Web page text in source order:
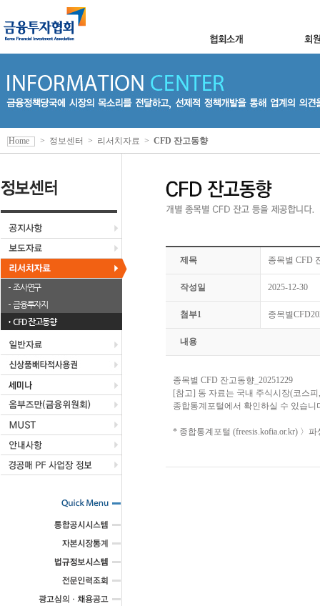
조사연구
금융투자지
CFD 잔고동향
Home > 정보센터 > 리서치자료 > CFD 잔고동향
제목 종목별 CFD
작성일 2025-12-30
첨부1 종목별
내용
종목별 CFD 잔고동향_20251229
[참고] 동 자료는 국내 주식시장(코스
종합통계포털에서 확인하실 수 있습니
* 종합통계포털 (freesis.kofia.or.kr) 〉